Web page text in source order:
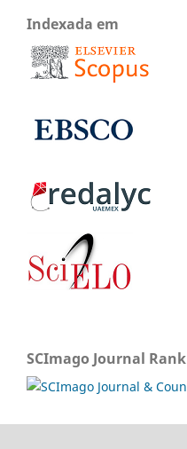
Indexada em
SCImago Journal Rank